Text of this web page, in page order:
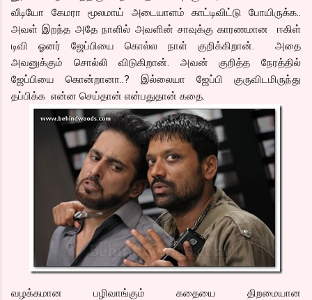
வீடியோ கேமரா மூலமாய் அடையாளம் காட்டிவிட்டு போயிருக்க..
அவள் இறந்த அதே நாளில் அவளின் சாவுக்கு காரணமான ஈகிள்
டிவி ஓனர் ஜேப்பியை கொல்ல நாள் குறிக்கிறான். அதை
அவனுக்கும் சொல்லி விடுகிறான். அவன் குறித்த நேரத்தில்
ஜேப்பியை கொன்றானா..? இல்லையா ஜேப்பி குருவிடமிருந்து
தப்பிக்க என்ன செய்தான் என்பதுதான் கதை.
வழக்கமான பழிவாங்கும் கதையை திறமையான